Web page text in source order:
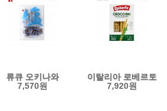
류큐 오키나와
소포장 씹어먹는
7,570원
이탈리아 로베르토
브레드스틱 위드
7,920원